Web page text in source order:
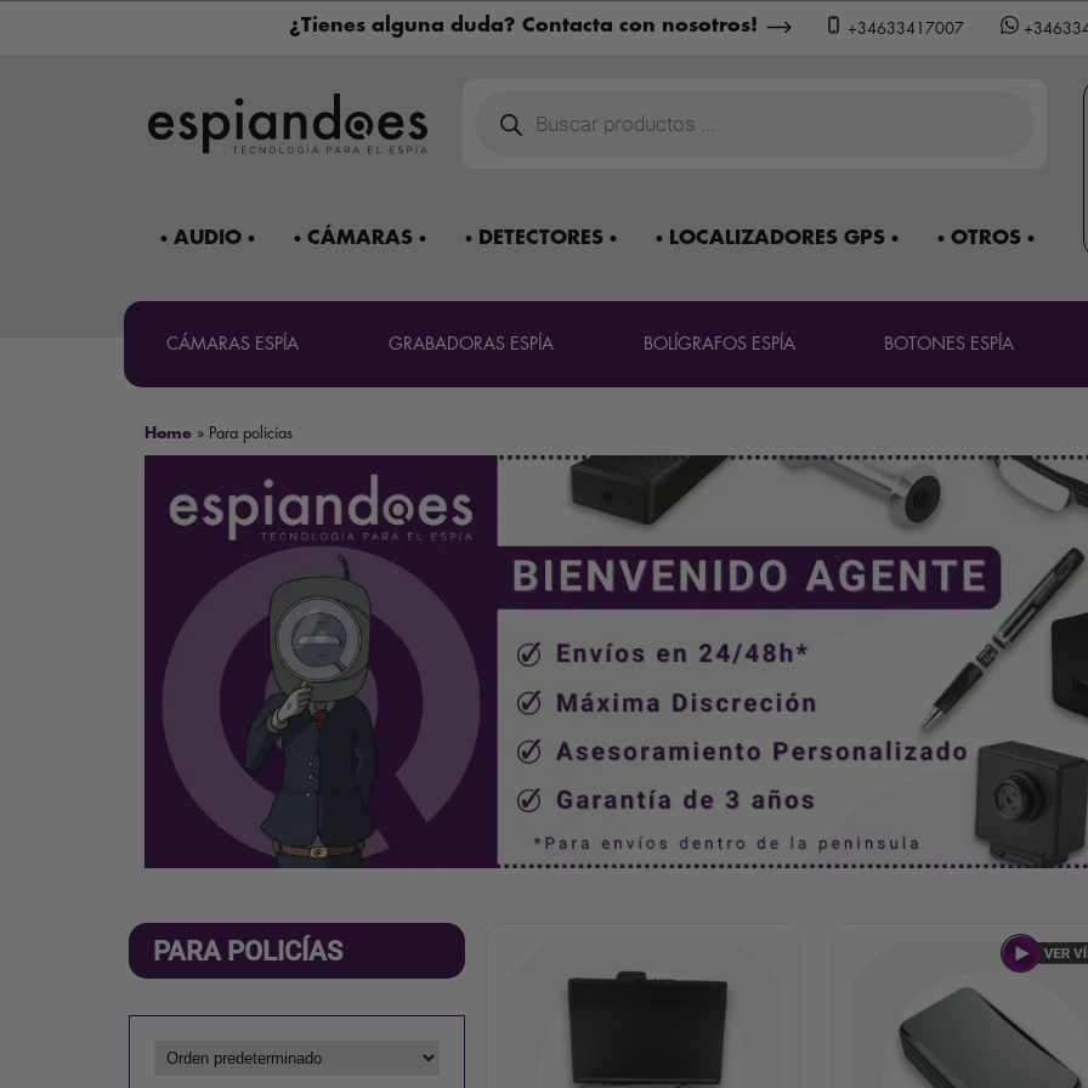
¿Tienes alguna duda? Contacta con nosotros! +34633417007
productos
AUDIO CÁMARAS DETECTORES LOCALIZADORES GPS OTROS
CÁMARAS ESPÍA GRABADORAS ESPÍA BOLÍGRAFOS ESPÍA BOTONES ESPÍA
Home » Para policías
PARA POLICÍAS